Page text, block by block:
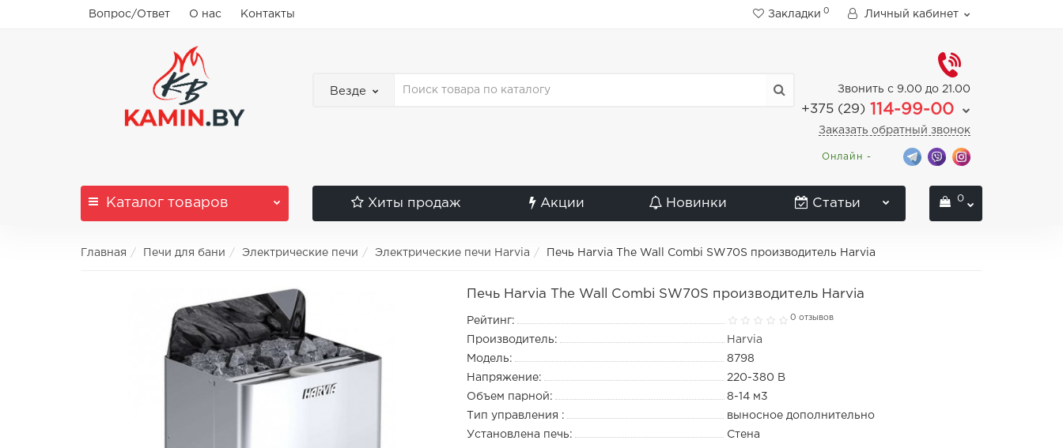
Вопрос/Ответ О нас Контакты Закладки 0 Личный кабинет
Везде Звонить с 9.00 до 21.00
+375 (29) 114-99-00
Заказать обратный звонок
Онлайн -
Каталог товаров Хиты продаж Акции Новинки Статьи 0
Главная Печи для бани Электрические печи Электрические печи Harvia Печь Harvia The Wall Combi SW70S производитель Harvia
Печь Harvia The Wall Combi SW70S производитель Harvia
Рейтинг: 0 отзывов
Производитель:
Harvia
Модель:
8798
Напряжение:
220-380 В
Объем парной:
8-14 м3
Тип управления :
выносное дополнительно
Установлена печь:
Стена